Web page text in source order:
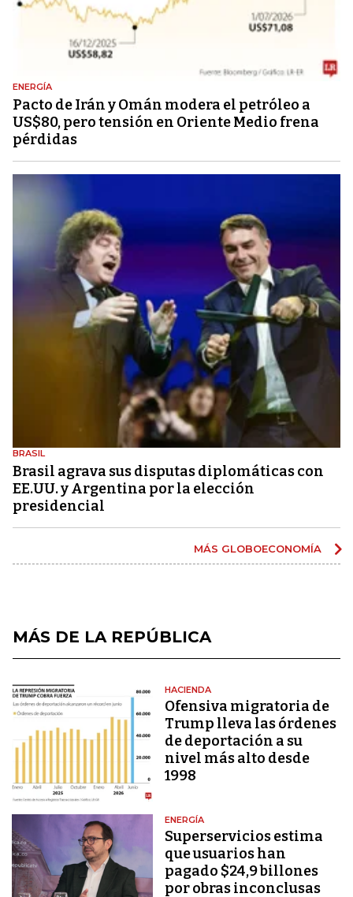
ENERGÍA
Pacto de Irán y Omán modera el petróleo a
US$80, pero tensión en Oriente Medio frena
pérdidas
BRASIL
Brasil agrava sus disputas diplomáticas con
EE.UU. y Argentina por la elección
presidencial
MÁS GLOBOECONOMÍA
MÁS DE LA REPÚBLICA
HACIENDA
Ofensiva migratoria de
Trump lleva las órdenes
de deportación a su
nivel más alto desde
1998
ENERGÍA
Superservicios estima
que usuarios han
pagado $24,9 billones
por obras inconclusas